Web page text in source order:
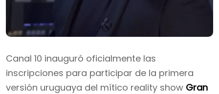
Canal 10 inauguró oficialmente las
inscripciones para participar de la primera
versión uruguaya del mítico reality show Gran